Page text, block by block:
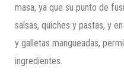
masa, ya que su punto de
salsas, quiches y pastas, y
y galletas mangueadas,
ingredientes.